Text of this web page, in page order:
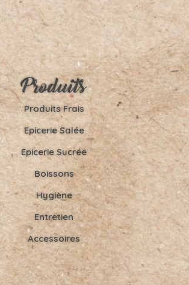
Produits
Produits Frais
Epicerie Salée
Epicerie Sucrée
Boissons
Hygiène
Entretien
Accessoires